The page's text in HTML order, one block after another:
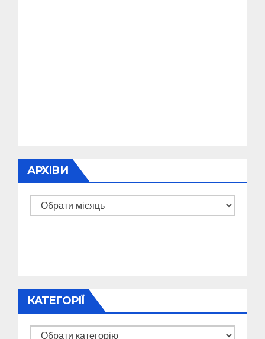
АРХІВИ
Архіви
КАТЕГОРІЇ
Категорії